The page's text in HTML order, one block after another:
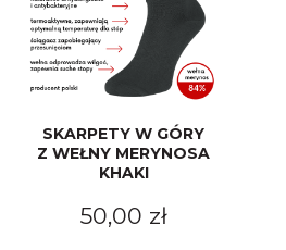
SKARPETY W GÓRY
Z WEŁNY MERYNOSA
KHAKI
50,00 zł